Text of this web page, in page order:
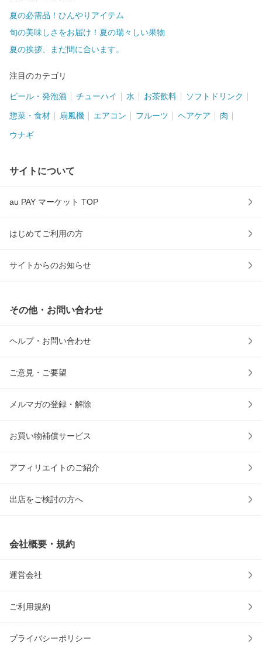
夏の必需品！ひんやりアイテム
旬の美味しさをお届け！夏の瑞々しい果物
夏の挨拶、まだ間に合います。
注目のカテゴリ
ビール・発泡酒 チューハイ 水 お茶飲料 ソフトドリンク
惣菜・食材 扇風機 エアコン フルーツ ヘアケア 肉
ウナギ
サイトについて
au PAY マーケット TOP
はじめてご利用の方
サイトからのお知らせ
その他・お問い合わせ
ヘルプ・お問い合わせ
ご意見・ご要望
メルマガの登録・解除
お買い物補償サービス
アフィリエイトのご紹介
出店をご検討の方へ
会社概要・規約
運営会社
ご利用規約
プライバシーポリシー